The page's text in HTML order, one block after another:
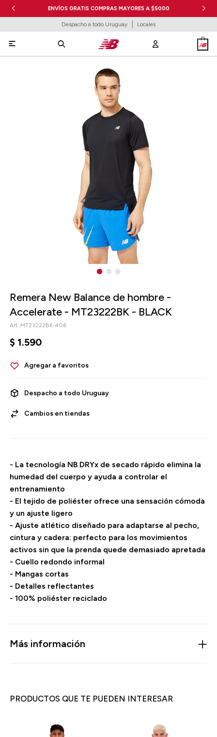
ENVÍOS GRATIS COMPRAS MAYORES A $5000
Despacho a todo Uruguay Locales

Remera New Balance de hombre -
Accelerate - MT23222BK - BLACK
MT23222BK-406
$ 1.590
Despacho a todo Uruguay
Cambios en tiendas
- La tecnología NB DRYx de secado rápido elimina la
humedad del cuerpo y ayuda a controlar el
entrenamiento
- El tejido de poliéster ofrece una sensación cómoda
y un ajuste ligero
- Ajuste atlético diseñado para adaptarse al pecho,
cintura y cadera: perfecto para los movimientos
activos sin que la prenda quede demasiado apretada
- Cuello redondo informal
- Mangas cortas
- Detalles reflectantes
- 100% poliéster reciclado
Más información
PRODUCTOS QUE TE PUEDEN INTERESAR